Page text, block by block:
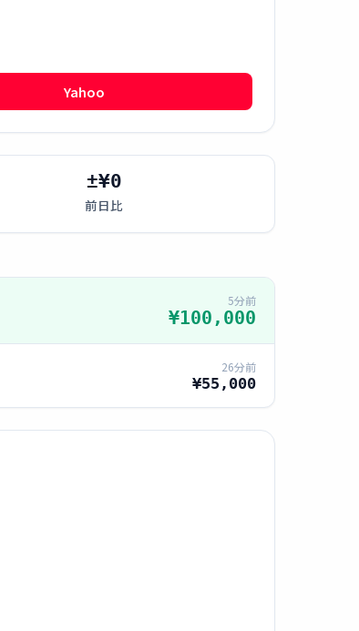
Yahoo
±¥0
前日比
5分前
¥100,000
26分前
¥55,000